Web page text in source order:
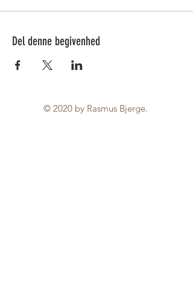
Del denne begivenhed
© 2020 by Rasmus Bjerge.